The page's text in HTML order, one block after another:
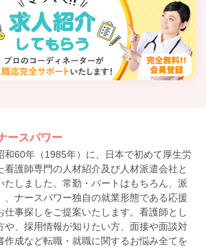
ースパワー
和60年（1985年）に、日本で初めて厚生労
看護師専門の人材紹介及び人材派遣会社と
たしました。常勤・パートはもちろん、派
、ナースパワー独自の就業形態である応援
仕事探しをご提案いたします。看護師とし
や、採用情報が知りたい方、面接や面談対
作成など転職・就職に関するお悩み全てを